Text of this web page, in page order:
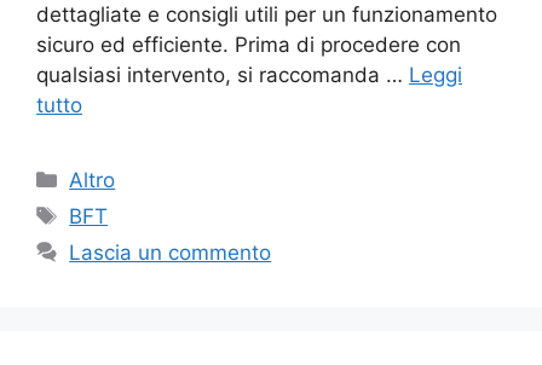
dettagliate e consigli utili per un funzionamento
sicuro ed efficiente. Prima di procedere con
qualsiasi intervento, si raccomanda … Leggi
tutto
Categorie
Altro
Tag
BFT
Lascia un commento